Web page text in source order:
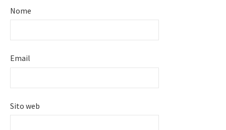
Nome
Email
Sito web